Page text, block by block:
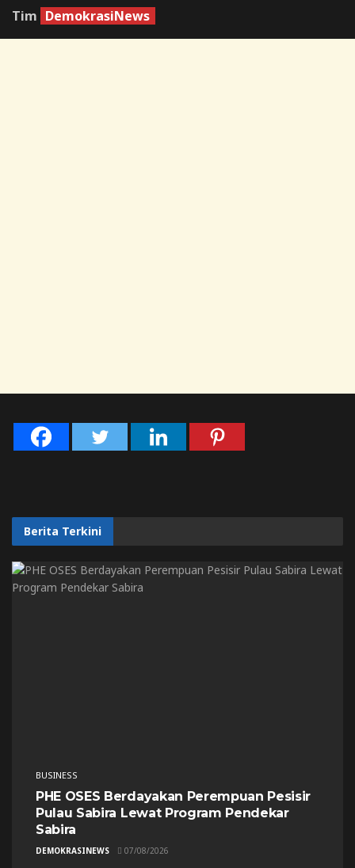
Tim DemokrasiNews
Berita Terkini
BUSINESS
PHE OSES Berdayakan Perempuan Pesisir
Pulau Sabira Lewat Program Pendekar
Sabira
DEMOKRASINEWS 07/08/2026